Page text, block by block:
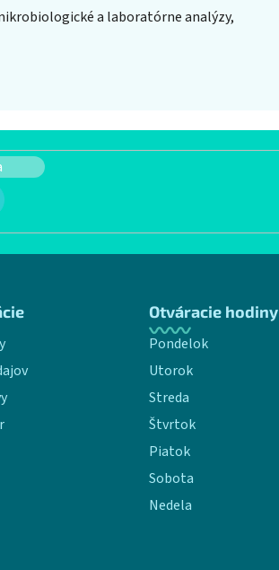
a laboratórne analýzy,
SA
Otváracie hodiny
Pondelok
Utorok
Streda
Štvrtok
Piatok
Sobota
Nedela